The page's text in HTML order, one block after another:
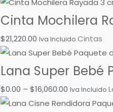
Cinta Mochilera
$21,220.00 Iva Incluido Cintas
Lana Super Bebé
$0.00 – $16,060.00
$16,060.00
Iva Incluido
$14,600.00